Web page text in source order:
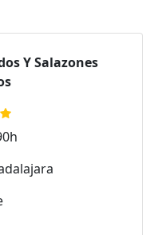
Y Salazones